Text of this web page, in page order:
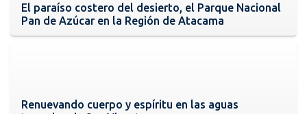
El paraíso costero del desierto, el Parque Nacional
Pan de Azúcar en la Región de Atacama
Renuevando cuerpo y espíritu en las aguas